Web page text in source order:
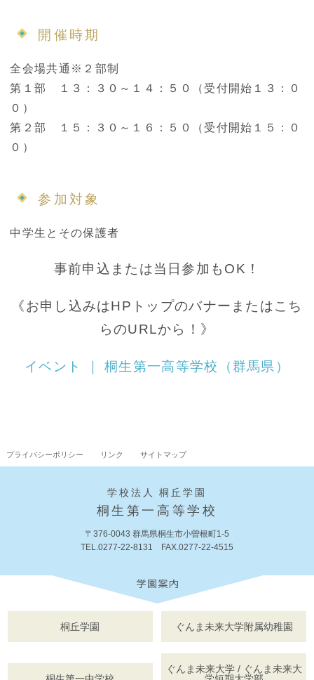
開催時期
全会場共通※２部制
第１部 １３：３０～１４：５０（受付開始１３：０
０）
第２部 １５：３０～１６：５０（受付開始１５：０
０）
参加対象
中学生とその保護者
事前申込または当日参加もOK！
《お申し込みはHPトップのバナーまたはこち
らのURLから！》
イベント ｜ 桐生第一高等学校（群馬県）
プライバシーポリシー リンク サイトマップ
学校法人 桐丘学園
桐生第一高等学校
〒376-0043 群馬県桐生市小曽根町1-5
TEL.0277-22-8131 FAX.0277-22-4515
桐丘学園 ぐんま未来大学附属幼稚園
ぐんま未来大学 / ぐんま未来大